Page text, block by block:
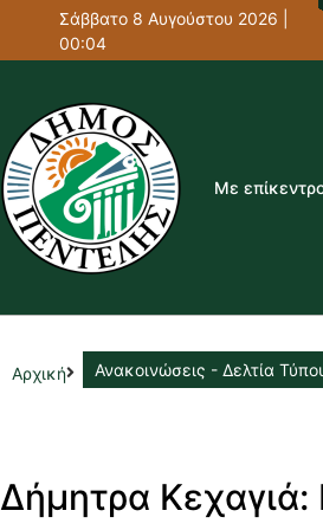
Σάββατο 8 Αυγούστου 2026 |
00:04
Με
Αρχική Ανακοινώσεις - Δελτία
Δήμητρα